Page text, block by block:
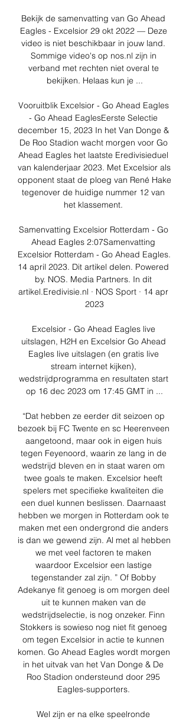
Bekijk de samenvatting van Go Ahead
Eagles - Excelsior 29 okt 2022 — Deze
video is niet beschikbaar in jouw land.
Sommige video's op nos.nl zijn in
verband met rechten niet overal te
bekijken. Helaas kun je ...
Vooruitblik Excelsior - Go Ahead Eagles
- Go Ahead EaglesEerste Selectie
december 15, 2023 In het Van Donge &
De Roo Stadion wacht morgen voor Go
Ahead Eagles het laatste Eredivisieduel
van kalenderjaar 2023. Met Excelsior als
opponent staat de ploeg van René Hake
tegenover de huidige nummer 12 van
het klassement.
Samenvatting Excelsior Rotterdam - Go
Ahead Eagles 2:07Samenvatting
Excelsior Rotterdam - Go Ahead Eagles.
14 april 2023. Dit artikel delen. Powered
by. NOS. Media Partners. In dit
artikel.Eredivisie.nl · NOS Sport · 14 apr
2023
Excelsior - Go Ahead Eagles live
uitslagen, H2H en Excelsior Go Ahead
Eagles live uitslagen (en gratis live
stream internet kijken),
wedstrijdprogramma en resultaten start
op 16 dec 2023 om 17:45 GMT in ...
“Dat hebben ze eerder dit seizoen op
bezoek bij FC Twente en sc Heerenveen
aangetoond, maar ook in eigen huis
tegen Feyenoord, waarin ze lang in de
wedstrijd bleven en in staat waren om
twee goals te maken. Excelsior heeft
spelers met specifieke kwaliteiten die
een duel kunnen beslissen. Daarnaast
hebben we morgen in Rotterdam ook te
maken met een ondergrond die anders
is dan we gewend zijn. Al met al hebben
we met veel factoren te maken
waardoor Excelsior een lastige
tegenstander zal zijn. ” Of Bobby
Adekanye fit genoeg is om morgen deel
uit te kunnen maken van de
wedstrijdselectie, is nog onzeker. Finn
Stokkers is sowieso nog niet fit genoeg
om tegen Excelsior in actie te kunnen
komen. Go Ahead Eagles wordt morgen
in het uitvak van het Van Donge & De
Roo Stadion ondersteund door 295
Eagles-supporters.
Wel zijn er na elke speelronde